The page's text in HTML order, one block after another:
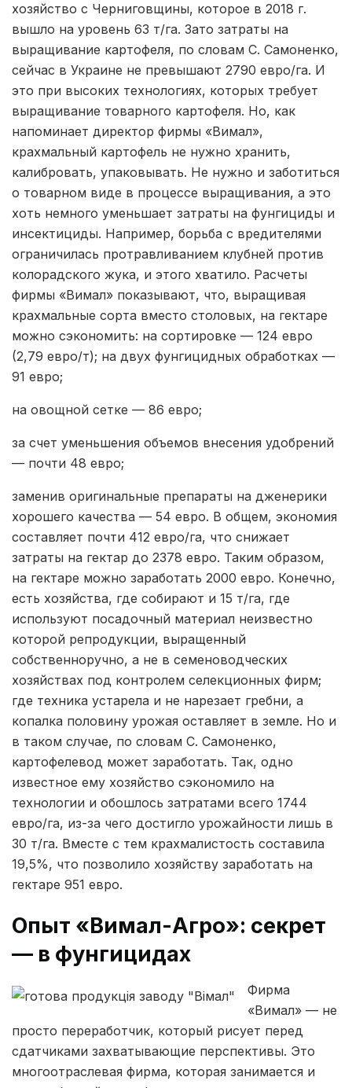
хозяйство с Черниговщины, которое в 2018 г.
вышло на уровень 63 т/га. Зато затраты на
выращивание картофеля, по словам С. Самоненко,
сейчас в Украине не превышают 2790 евро/га. И
это при высоких технологиях, которых требует
выращивание товарного картофеля. Но, как
напоминает директор фирмы «Вимал»,
крахмальный картофель не нужно хранить,
калибровать, упаковывать. Не нужно и заботиться
о товарном виде в процессе выращивания, а это
хоть немного уменьшает затраты на фунгициды и
инсектициды. Например, борьба с вредителями
ограничилась протравливанием клубней против
колорадского жука, и этого хватило. Расчеты
фирмы «Вимал» показывают, что, выращивая
крахмальные сорта вместо столовых, на гектаре
можно сэкономить: на сортировке — 124 евро
(2,79 евро/т); на двух фунгицидных обработках —
91 евро;
на овощной сетке — 86 евро;
за счет уменьшения объемов внесения удобрений
— почти 48 евро;
заменив оригинальные препараты на дженерики
хорошего качества — 54 евро. В общем, экономия
составляет почти 412 евро/га, что снижает
затраты на гектар до 2378 евро. Таким образом,
на гектаре можно заработать 2000 евро. Конечно,
есть хозяйства, где собирают и 15 т/га, где
используют посадочный материал неизвестно
которой репродукции, выращенный
собственноручно, а не в семеноводческих
хозяйствах под контролем селекционных фирм;
где техника устарела и не нарезает гребни, а
копалка половину урожая оставляет в земле. Но и
в таком случае, по словам С. Самоненко,
картофелевод может заработать. Так, одно
известное ему хозяйство сэкономило на
технологии и обошлось затратами всего 1744
евро/га, из-за чего достигло урожайности лишь в
30 т/га. Вместе с тем крахмалистость составила
19,5%, что позволило хозяйству заработать на
гектаре 951 евро.
Опыт «Вимал-Агро»: секрет
— в фунгицидах
Фирма
«Вимал» — не
просто переработчик, который рисует перед
сдатчиками захватывающие перспективы. Это
многоотраслевая фирма, которая занимается и